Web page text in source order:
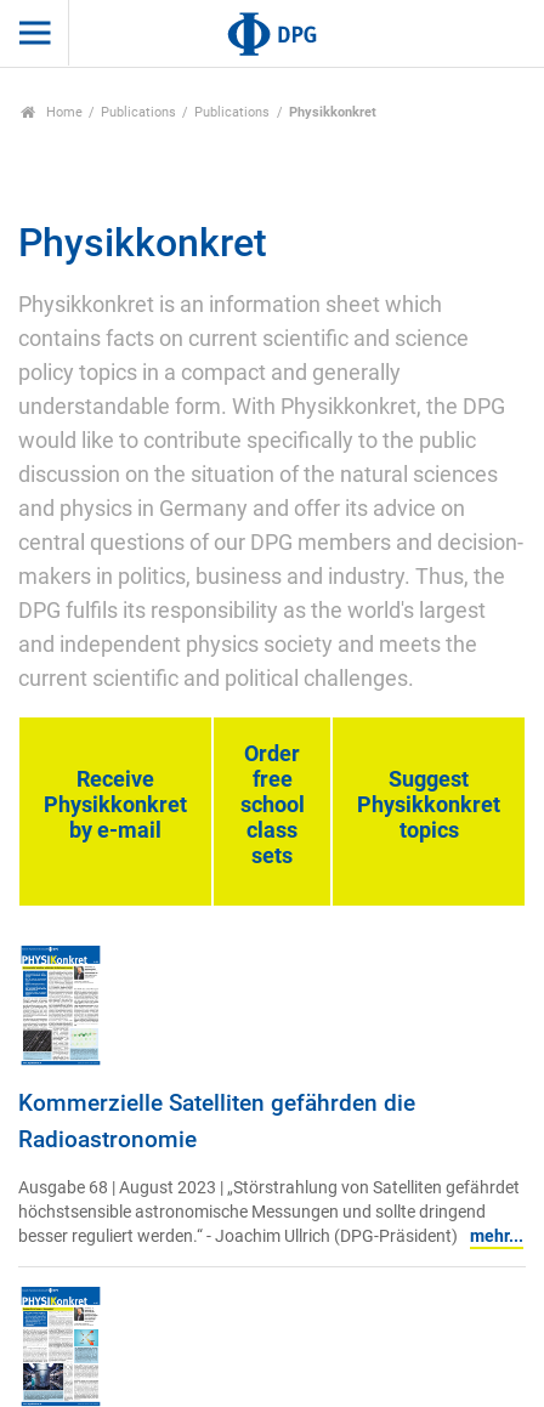
Home Publications Publications Physikkonkret
Physikkonkret
Physikkonkret is an information sheet which
contains facts on current scientific and science
policy topics in a compact and generally
understandable form. With Physikkonkret, the DPG
would like to contribute specifically to the public
discussion on the situation of the natural sciences
and physics in Germany and offer its advice on
central questions of our DPG members and decision-
makers in politics, business and industry. Thus, the
DPG fulfils its responsibility as the world's largest
and independent physics society and meets the
current scientific and political challenges.
Receive
Physikkonkret
by e-mail
Order
free
school
class
sets
Suggest
Physikkonkret
topics
Kommerzielle Satelliten gefährden die
Radioastronomie
Ausgabe 68 | August 2023 | „Störstrahlung von Satelliten gefährdet
höchstsensible astronomische Messungen und sollte dringend
besser reguliert werden.“ - Joachim Ullrich (DPG-Präsident)
mehr...